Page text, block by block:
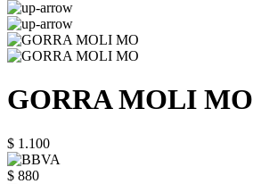
GORRA MOLI MO
$ 1.100
$ 880